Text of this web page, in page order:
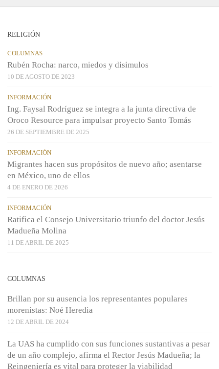
RELIGIÓN
COLUMNAS
Rubén Rocha: narco, miedos y disimulos
10 DE AGOSTO DE 2023
INFORMACIÓN
Ing. Faysal Rodríguez se integra a la junta directiva de
Oroco Resource para impulsar proyecto Santo Tomás
26 DE SEPTIEMBRE DE 2025
INFORMACIÓN
Migrantes hacen sus propósitos de nuevo año; asentarse
en México, uno de ellos
4 DE ENERO DE 2026
INFORMACIÓN
Ratifica el Consejo Universitario triunfo del doctor Jesús
Madueña Molina
11 DE ABRIL DE 2025
COLUMNAS
Brillan por su ausencia los representantes populares
morenistas: Noé Heredia
12 DE ABRIL DE 2024
La UAS ha cumplido con sus funciones sustantivas a pesar
de un año complejo, afirma el Rector Jesús Madueña; la
Reingeniería es vital para proteger la viabilidad